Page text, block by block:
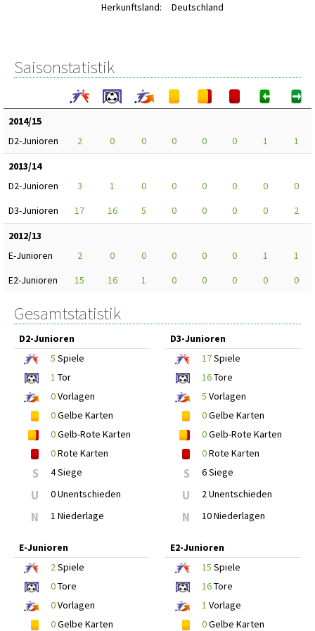
Herkunftsland:
Deutschland
Saisonstatistik
2014/15
D2-Junioren
2 0 0 0 0 0 1
1
2013/14
D2-Junioren
3 1 0 0 0 0 0
0
D3-Junioren
17 16 5 0 0 0 0
2
2012/13
E-Junioren
2 0 0 0 0 0 1
1
E2-Junioren
15 16 1 0 0 0 0 0
Gesamtstatistik
D2-Junioren
5 Spiele
1 Tor
0Vorlagen
0Gelbe Karten
0Gelb-Rote Karten
0Rote Karten
S 4 Siege
U 0 Unentschieden
N 1 Niederlage
D3-Junioren
17Spiele
16Tore
5 Vorlagen
0Gelbe Karten
0Gelb-Rote Karten
0Rote Karten
S 6 Siege
U 2 Unentschieden
N 10 Niederlagen
E-Junioren
2Spiele
0Tore
0Vorlagen
0Gelbe Karten
E2-Junioren
15 Spiele
16Tore
1 Vorlage
0Gelbe Karten